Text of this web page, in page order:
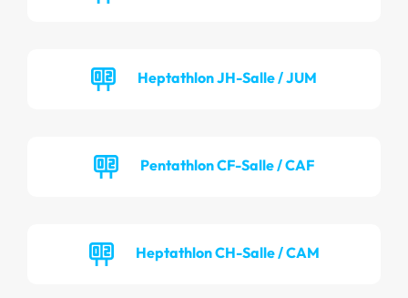
Heptathlon JH-Salle / JUM
Pentathlon CF-Salle / CAF
Heptathlon CH-Salle / CAM